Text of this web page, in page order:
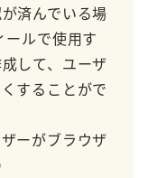
済んでいる場
ルで使用す
して、ユーザ
することがで
ーがブラウザ